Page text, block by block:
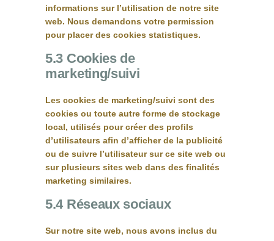
informations sur l’utilisation de notre site
web. Nous demandons votre permission
pour placer des cookies statistiques.
5.3 Cookies de
marketing/suivi
Les cookies de marketing/suivi sont des
cookies ou toute autre forme de stockage
local, utilisés pour créer des profils
d’utilisateurs afin d’afficher de la publicité
ou de suivre l’utilisateur sur ce site web ou
sur plusieurs sites web dans des finalités
marketing similaires.
5.4 Réseaux sociaux
Sur notre site web, nous avons inclus du